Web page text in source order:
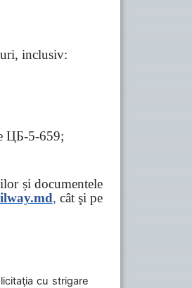
inclusiv:
ЦБ-5-659;
și documentele
, cât şi pe
cu strigare